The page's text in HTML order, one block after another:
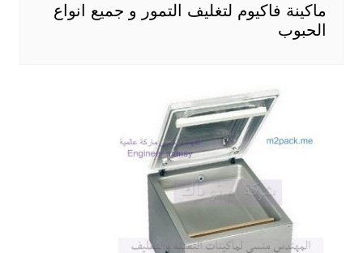
ماكينة فاكيوم لتغليف التمور و جميع انواع
الحبوب